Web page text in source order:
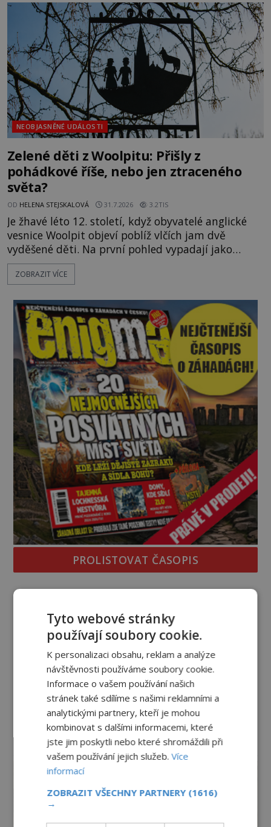
jistotou neví, kdo jej napsal, kdy vznikl ani co
vlastně vypráví. Rohoncský kodex se poprvé
objevuje v roce
NEOBJASNĚNÉ UDÁLOSTI
Zelené děti z Woolpitu: Přišly z
pohádkové říše, nebo jen ztraceného
světa?
OD HELENA STEJSKALOVÁ 31.7.2026 3.2TIS
Je žhavé léto 12. století, když obyvatelé anglické
vesnice Woolpit objeví poblíž vlčích jam dvě
vyděšené děti. Na první pohled vypadají jako
každé jiné, až na jednu děsivou výjimku. Jejich
kůže má nazelenalý odstín, mluví
kromě syrových bobů. Příběh se rychle stává
jednou z největších záhad středověké Anglie a ani
po téměř devíti stech letech není
ZOBRAZIT VÍCE
PROLISTOVAT ČASOPIS
Tyto webové stránky
používají soubory cookie.
K personalizaci obsahu, reklam a analýze
návštěvnosti používáme soubory cookie.
Informace o vašem používání našich
stránek také sdílíme s našimi reklamními a
analytickými partnery, kteří je mohou
kombinovat s dalšími informacemi, které
jste jim poskytli nebo které shromáždili při
vašem používání jejich služeb.Více
informací
ZOBRAZIT VŠECHNY PARTNERY (1616)
→